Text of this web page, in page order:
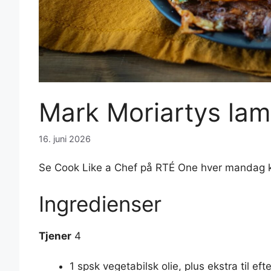
Mark Moriartys
16. juni 2026
Se Cook Like a Chef på RTÉ One hver mandag
Ingredienser
Tjener 4
1 spsk vegetabilsk olie, plus ekstra til